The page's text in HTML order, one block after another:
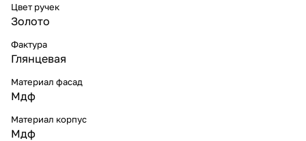
Цвет ручек
Золото
Фактура
Глянцевая
Материал фасад
Мдф
Материал корпус
Мдф